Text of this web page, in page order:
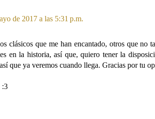
de 2017 a las 5:31 p.m.
clásicos que me han encantado, otros que no
en la historia, así que, quiero tener la
que ya veremos cuando llega. Gracias por tu
:3